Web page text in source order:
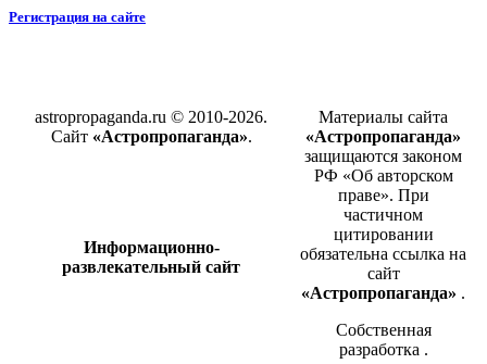
Регистрация на сайте
astropropaganda.ru © 2010-2026.
Сайт «Астропропаганда».
Информационно-
развлекательный сайт
Материалы сайта
«Астропропаганда»
защищаются законом
РФ «Об авторском
праве». При
частичном
цитировании
обязательна ссылка на
сайт
«Астропропаганда» .
Собственная
разработка .